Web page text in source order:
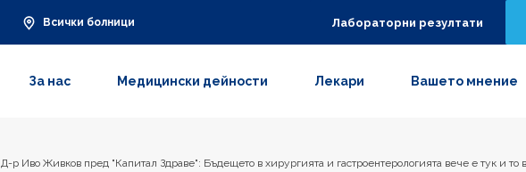
Всички болници Лабораторни резултати
За нас Медицински дейности Лекари Вашето мнение
Д-р Иво Живков пред "Капитал Здраве": Бъдещето в хирургията и гастроентерологията вече е тук и